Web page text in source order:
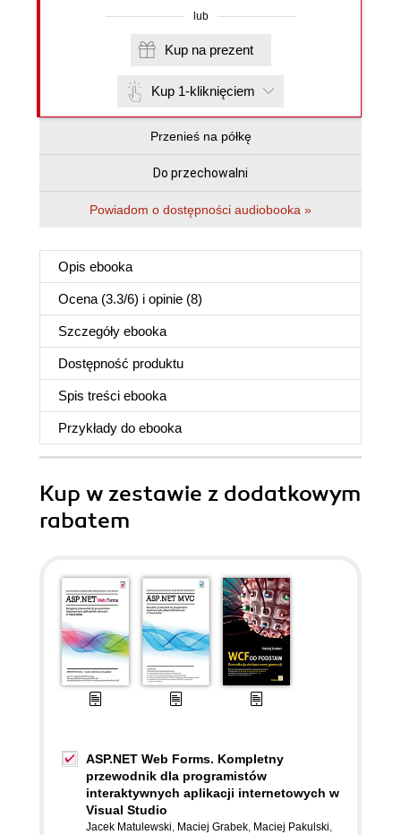
lub
Kup na prezent
Kup 1-kliknięciem
Przenieś na półkę
Do przechowalni
Powiadom o dostępności audiobooka »
Opis ebooka
Ocena (3.3/6) i opinie (8)
Szczegóły ebooka
Dostępność produktu
Spis treści ebooka
Przykłady do ebooka
Kup w zestawie z dodatkowym
rabatem
ASP.NET Web Forms. Kompletny
przewodnik dla programistów
interaktywnych aplikacji internetowych w
Visual Studio
Jacek Matulewski, Maciej Grabek, Maciej Pakulski,